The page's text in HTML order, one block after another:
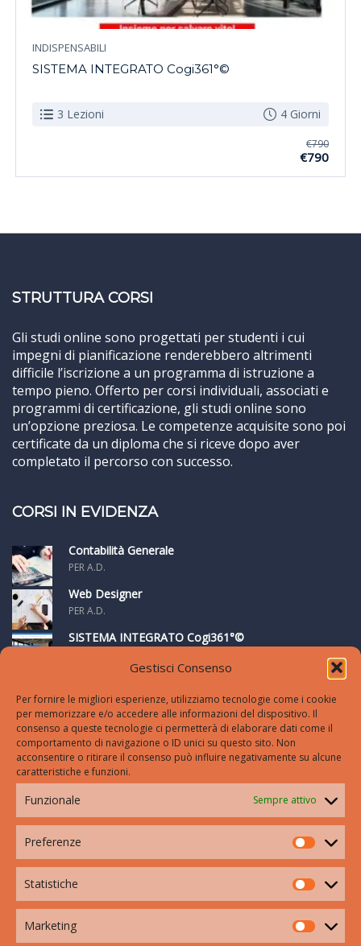
Gestisci Consenso
Per fornire le migliori esperienze, utilizziamo tecnologie come i cookie
per memorizzare e/o accedere alle informazioni del dispositivo. Il
consenso a queste tecnologie ci permetterà di elaborare dati come il
comportamento di navigazione o ID unici su questo sito. Non
acconsentire o ritirare il consenso può influire negativamente su alcune
caratteristiche e funzioni.
Funzionale Sempre attivo
Preferenze
Statistiche
Marketing
INDISPENSABILI
SISTEMA INTEGRATO Cogi361°©
3 Lezioni 4 Giorni
€790
€790
STRUTTURA CORSI
Gli studi online sono progettati per studenti i cui
impegni di pianificazione renderebbero altrimenti
difficile l’iscrizione a un programma di istruzione a
tempo pieno. Offerto per corsi individuali, associati e
programmi di certificazione, gli studi online sono
un’opzione preziosa. Le competenze acquisite sono poi
certificate da un diploma che si riceve dopo aver
completato il percorso con successo.
CORSI IN EVIDENZA
Contabilità Generale
PER A.D.
Web Designer
PER A.D.
SISTEMA INTEGRATO Cogi361°©
SETTORI
COOKIE POLICY (UE)
DICHIARAZIONE SULLA PRIVACY (UE)
HOME
CONTATTI
Via IV Novembre 38/c,
Crema (Cr)